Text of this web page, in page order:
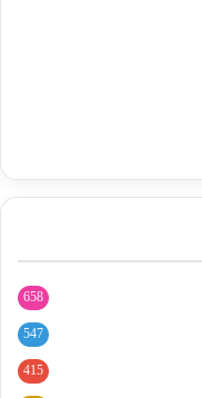
658
547
415